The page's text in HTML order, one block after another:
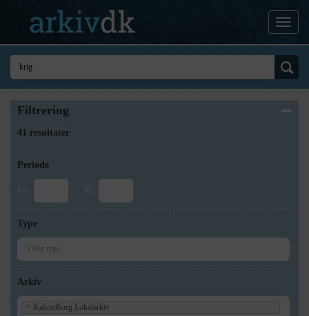
Filtrering
41 resultater
Periode
Fra Til
Type
Arkiv
× Kalundborg Lokalarkiv